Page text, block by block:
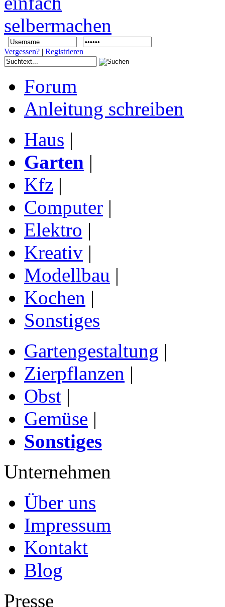
Vergessen? | Registrieren
Forum
Anleitung schreiben
Haus |
Garten |
Kfz |
Computer |
Elektro |
Kreativ |
Modellbau |
Kochen |
Sonstiges
Gartengestaltung |
Zierpflanzen |
Obst |
Gemüse |
Sonstiges
Unternehmen
Über uns
Impressum
Kontakt
Blog
Presse